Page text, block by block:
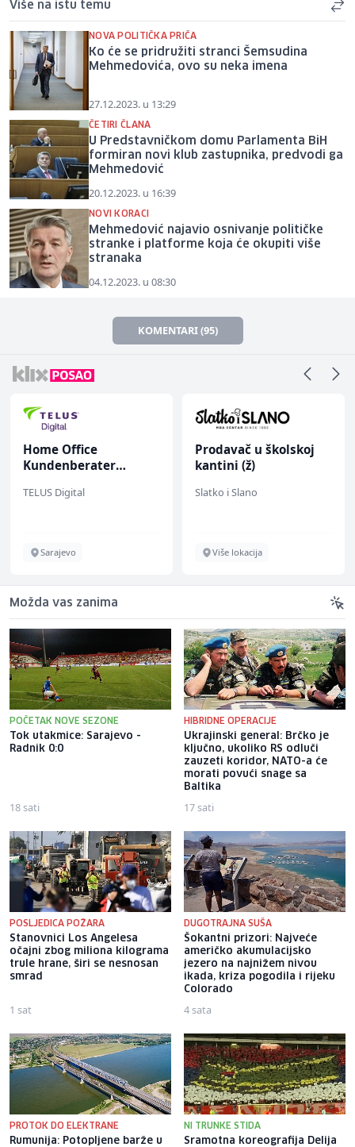
Više na istu temu
NOVA POLITIČKA PRIČA
Ko će se pridružiti stranci Šemsudina
Mehmedovića, ovo su neka imena
27.12.2023. u 13:29
ČETIRI ČLANA
U Predstavničkom domu Parlamenta BiH
formiran novi klub zastupnika, predvodi ga
Mehmedović
20.12.2023. u 16:39
NOVI KORACI
Mehmedović najavio osnivanje političke
stranke i platforme koja će okupiti više
stranaka
04.12.2023. u 08:30
KOMENTARI (95)
Home Office
Kundenberater
renommiertes
TELUS Digital
Sarajevo
Prodavač u školskoj
kantini (ž)
Slatko i Slano
Više lokacija
Možda vas zanima
POČETAK NOVE SEZONE
Tok utakmice: Sarajevo -
Radnik 0:0
18 sati
HIBRIDNE OPERACIJE
Ukrajinski general: Brčko je
ključno, ukoliko RS odluči
zauzeti koridor, NATO-a će
morati povući snage sa
Baltika
17 sati
POSLJEDICA POŽARA
Stanovnici Los Angelesa
očajni zbog miliona kilograma
trule hrane, širi se nesnosan
smrad
1 sat
DUGOTRAJNA SUŠA
Šokantni prizori: Najveće
američko akumulacijsko
jezero na najnižem nivou
ikada, kriza pogodila i rijeku
Colorado
4 sata
PROTOK DO ELEKTRANE
Rumunija: Potopljene barže u
NI TRUNKE STIDA
Sramotna koreografija Delija